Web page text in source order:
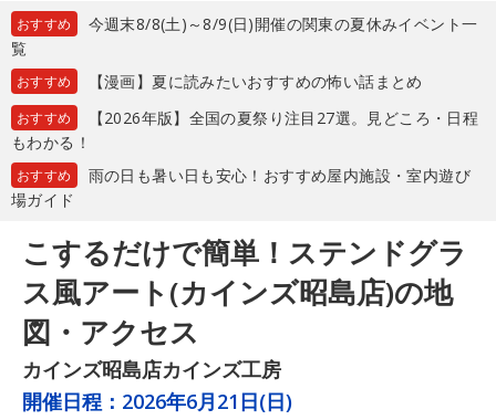
おすすめ
今週末8/8(土)～8/9(日)開催の関東の夏休みイベント一
覧
おすすめ 【漫画】夏に読みたいおすすめの怖い話まとめ
おすすめ
【2026年版】全国の夏祭り注目27選。見どころ・日程
もわかる！
おすすめ
雨の日も暑い日も安心！おすすめ屋内施設・室内遊び
場ガイド
こするだけで簡単！ステンドグラ
ス風アート(カインズ昭島店)の地
図・アクセス
カインズ昭島店カインズ工房
開催日程： 2026年6月21日(日)